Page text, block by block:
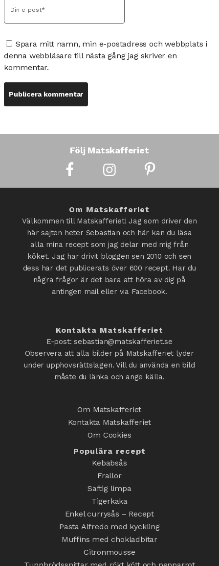
Spara mitt namn, min e-postadress och webbplats i
denna webbläsare till nästa gång jag skriver en
kommentar.
Följ Matskafferiet
Om Matskafferiet
Välkommen till Matskafferiet! Jag som driver den
här sajten heter Sebastian och här kan du läsa
alla mina recept som jag delar med mig från
köket. Jag har drivit bloggen sen 2010 och sen
dess har det publicerats över 600 recept. Har du
några frågor är det bara att höra av dig på
antingen mail eller via Facebook.
Kontakta Matskafferiet
E-post: sebastian@matskafferiet.se
Observera att alla bilder på Matskafferiet lyder
under upphovsrättslagen. Vill du använda en bild
måste du länka och ange källa.
Om Matskafferiet
Kontakta Matskafferiet
Om Cookies
Populära recept
Kebabsås
Frallor
Saftig limpa
Tigerkaka
Enkel currysås – Recept
Pasta Alfredo med kyckling
Muffins med chokladbitar
Citronmousse